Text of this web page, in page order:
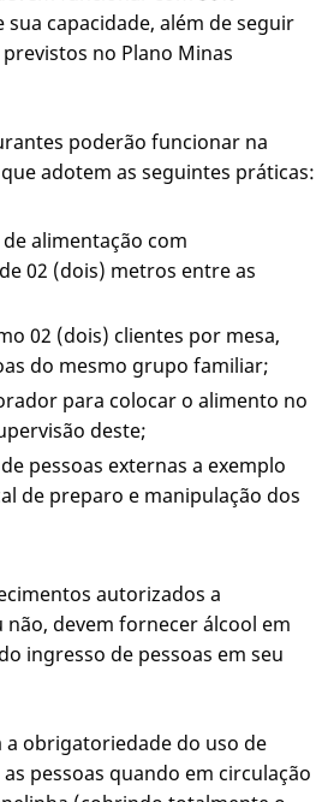
capacidade, além de seguir
no Plano Minas
poderão funcionar na
adotem as seguintes práticas:
alimentação com
02 (dois) metros entre as
02 (dois) clientes por mesa,
do mesmo grupo familiar;
para colocar o alimento no
deste;
pessoas externas a exemplo
de preparo e manipulação dos
autorizados a
devem fornecer álcool em
ingresso de pessoas em seu
a obrigatoriedade do uso de
pessoas quando em circulação